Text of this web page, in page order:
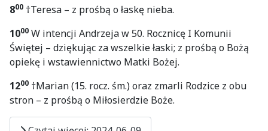
800 †Teresa – z prośbą o łaskę nieba.
1000 W intencji Andrzeja w 50. Rocznicę I Komunii
Świętej – dziękując za wszelkie łaski; z prośbą o Bożą
opiekę i wstawiennictwo Matki Bożej.
1200 †Marian (15. rocz. śm.) oraz zmarli Rodzice z obu
stron – z prośbą o Miłosierdzie Boże.